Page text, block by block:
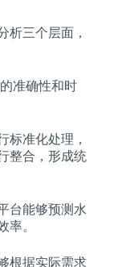
析三个层面，
准确性和时
标准化处理，
整合，形成统
台能够预测水
率。
根据实际需求